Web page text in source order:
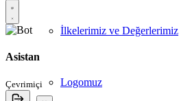
İlkelerimiz ve Değerlerimiz
Logomuz
Asistan
Çevrimiçi